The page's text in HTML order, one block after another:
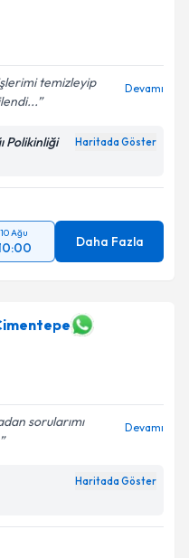
temizleyip
Devamı
Polikinliği Haritada Göster
10 Ağu
Daha Fazla
sorularımı
Devamı
Haritada Göster